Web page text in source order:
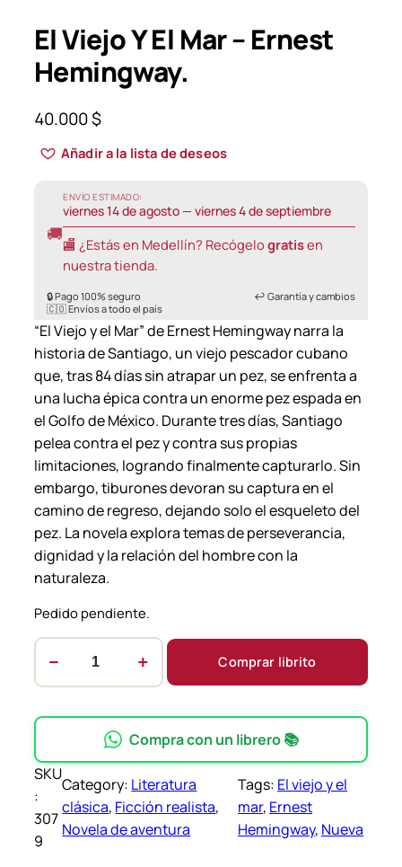
El Viejo Y El Mar – Ernest
Hemingway.
40.000$
Añadir a la lista de deseos
🚚
ENVÍO ESTIMADO:
viernes 14 de agosto — viernes 4 de septiembre
🏬 ¿Estás en Medellín? Recógelo gratisen
nuestra tienda.
🔒 Pago 100% seguro
↩️ Garantía y cambios
🇨🇴 Envíos a todo el país
“El Viejo y el Mar” de Ernest Hemingway narra la
historia de Santiago, un viejo pescador cubano
que, tras 84 días sin atrapar un pez, se enfrenta a
una lucha épica contra un enorme pez espada en
el Golfo de México. Durante tres días, Santiago
pelea contra el pez y contra sus propias
limitaciones, logrando finalmente capturarlo. Sin
embargo, tiburones devoran su captura en el
camino de regreso, dejando solo el esqueleto del
pez. La novela explora temas de perseverancia,
dignidad y la relación del hombre con la
naturaleza.
Pedido pendiente.
V
e
j
o
Y
E
− + Comprar librito
Compra con un librero 📚
SKU
:
307
9
Category: Literatura
clásica, Ficción realista
Novela de aventura
Tags: El viejo y el
mar, Ernest
Hemingway, Nueva